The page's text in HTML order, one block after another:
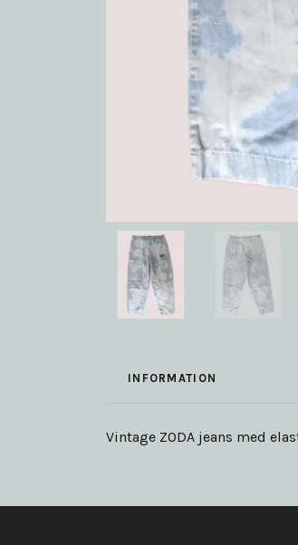
INFORMATION
Vintage ZODA jeans med